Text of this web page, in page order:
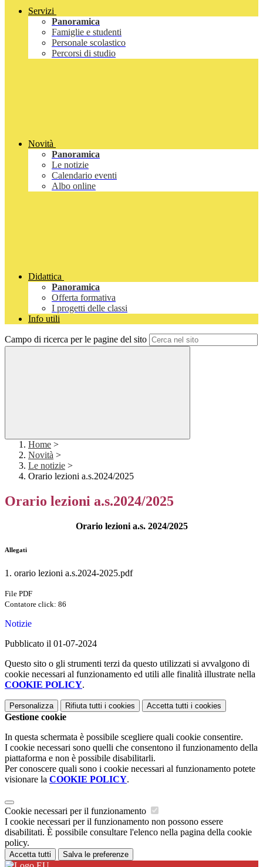
Servizi
Panoramica
Famiglie e studenti
Personale scolastico
Percorsi di studio
Novità
Panoramica
Le notizie
Calendario eventi
Albo online
Didattica
Panoramica
Offerta formativa
I progetti delle classi
Info utili
Campo di ricerca per le pagine del sito
Home >
Novità >
Le notizie >
Orario lezioni a.s.2024/2025
Orario lezioni a.s.2024/2025
Orario lezioni a.s. 2024/2025
Allegati
1. orario lezioni a.s.2024-2025.pdf
File PDF
Contatore click: 86
Notizie
Pubblicato il 01-07-2024
Questo sito o gli strumenti terzi da questo utilizzati si avvalgono di
cookie necessari al funzionamento ed utili alle finalità illustrate nella
COOKIE POLICY.
Personalizza Rifiuta tutti i cookies Accetta tutti i cookies
Gestione cookie
In questa schermata è possibile scegliere quali cookie consentire.
I cookie necessari sono quelli che consentono il funzionamento della
piattaforma e non è possibile disabilitarli.
Per conoscere quali sono i cookie necessari al funzionamento potete
visionare la COOKIE POLICY.
Cookie necessari per il funzionamento
I cookie necessari per il funzionamento non possono essere
disabilitati. È possibile consultare l'elenco nella pagina della cookie
policy.
Accetta tutti Salva le preferenze